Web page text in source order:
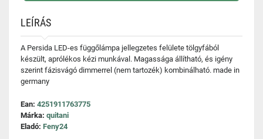
LEÍRÁS
A Persida LED-es függőlámpa jellegzetes felülete tölgyfából
készült, aprólékos kézi munkával. Magassága állítható, és igény
szerint fázisvágó dimmerrel (nem tartozék) kombinálható. made in
germany
Ean: 4251911763775
Márka: quitani
Eladó: Feny24